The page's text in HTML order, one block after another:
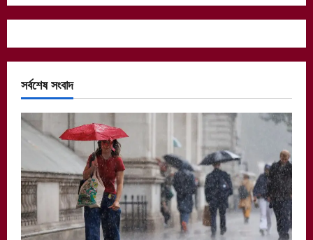
সর্বশেষ সংবাদ